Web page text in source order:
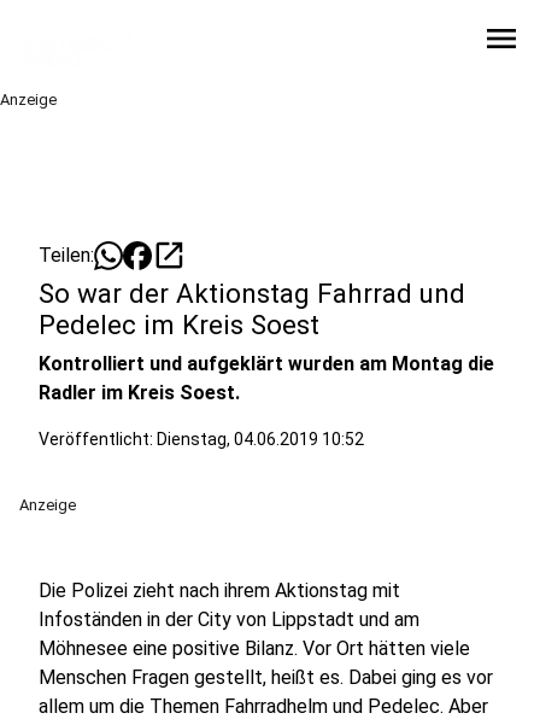
menu
Anzeige
Teilen: open_in_new
So war der Aktionstag Fahrrad und
Pedelec im Kreis Soest
Kontrolliert und aufgeklärt wurden am Montag die
Radler im Kreis Soest.
Veröffentlicht: Dienstag, 04.06.2019 10:52
Anzeige
Die Polizei zieht nach ihrem Aktionstag mit
Infoständen in der City von Lippstadt und am
Möhnesee eine positive Bilanz. Vor Ort hätten viele
Menschen Fragen gestellt, heißt es. Dabei ging es vor
allem um die Themen Fahrradhelm und Pedelec. Aber